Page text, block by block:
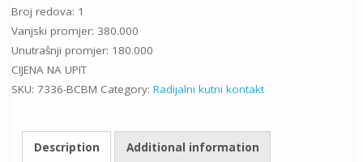
Broj redova: 1
Vanjski promjer: 380.000
Unutrašnji promjer: 180.000
CIJENA NA UPIT
SKU: 7336-BCBM Category: Radijalni kutni kontakt
Description Additional information